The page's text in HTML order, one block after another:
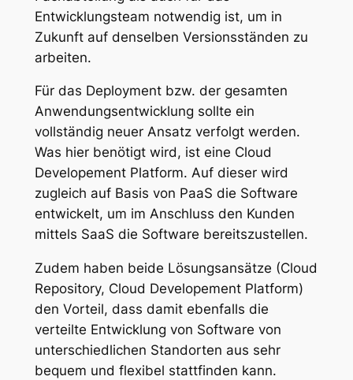
Entwicklungsteam notwendig ist, um in
Zukunft auf denselben Versionsständen zu
arbeiten.
Für das Deployment bzw. der gesamten
Anwendungsentwicklung sollte ein
vollständig neuer Ansatz verfolgt werden.
Was hier benötigt wird, ist eine Cloud
Developement Platform. Auf dieser wird
zugleich auf Basis von PaaS die Software
entwickelt, um im Anschluss den Kunden
mittels SaaS die Software bereitszustellen.
Zudem haben beide Lösungsansätze (Cloud
Repository, Cloud Developement Platform)
den Vorteil, dass damit ebenfalls die
verteilte Entwicklung von Software von
unterschiedlichen Standorten aus sehr
bequem und flexibel stattfinden kann.